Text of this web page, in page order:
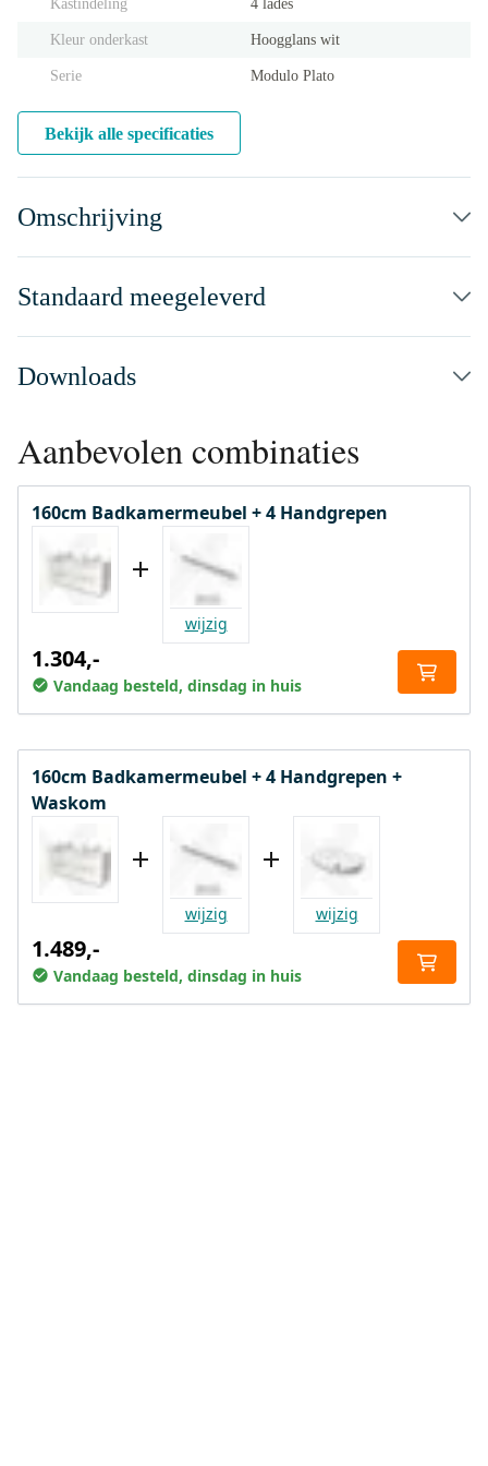
Kastindeling 4 lades
Kleur onderkast Hoogglans wit
Serie Modulo Plato
Bekijk alle specificaties
Omschrijving
Standaard meegeleverd
Downloads
Aanbevolen combinaties
160cm Badkamermeubel + 4 Handgrepen
wijzig
1.304,-
Vandaag besteld, dinsdag in huis
160cm Badkamermeubel + 4 Handgrepen +
Waskom
wijzig wijzig
1.489,-
Vandaag besteld, dinsdag in huis